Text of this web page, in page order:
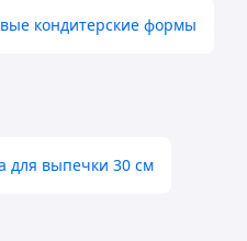
кондитерские формы
для выпечки 30 см